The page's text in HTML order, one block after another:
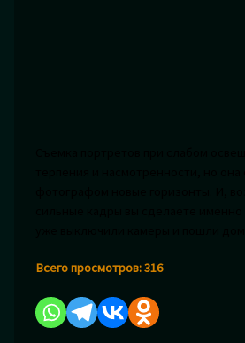
Всего просмотров:316